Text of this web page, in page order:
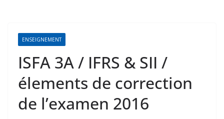
ENSEIGNEMENT
ISFA 3A / IFRS & SII /
élements de correction
de l’examen 2016